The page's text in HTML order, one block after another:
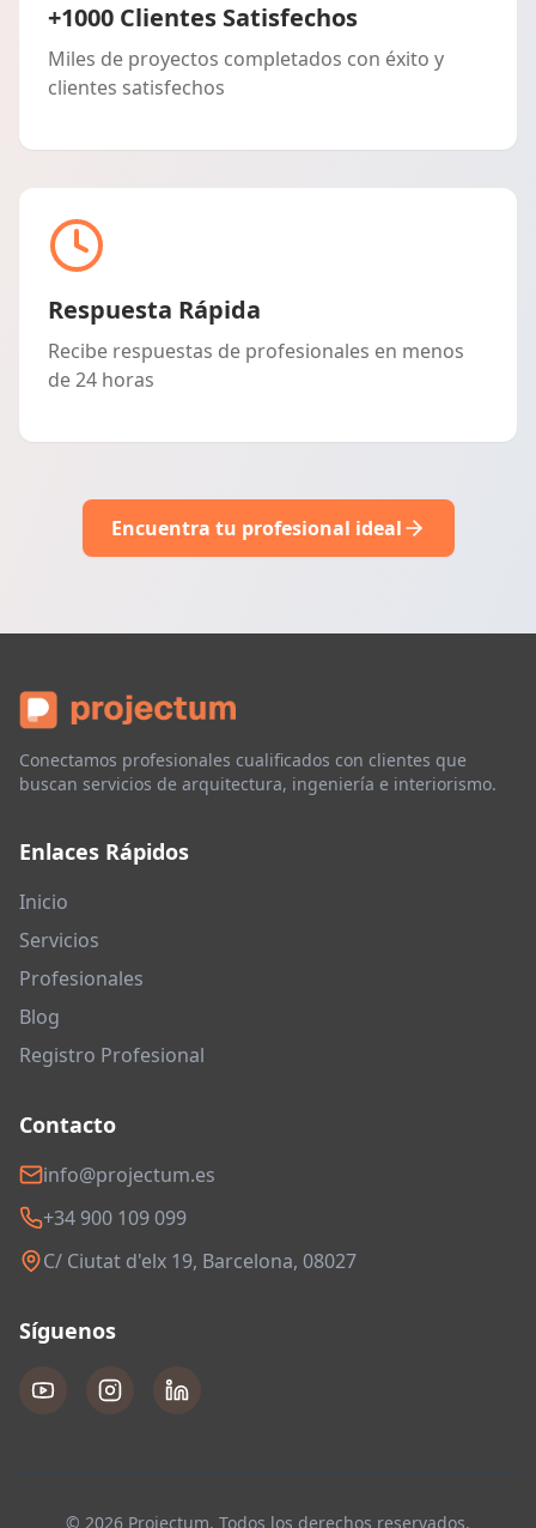
+1000 Clientes Satisfechos
Miles de proyectos completados con éxito y
clientes satisfechos
Respuesta Rápida
Recibe respuestas de profesionales en menos
de 24 horas
Encuentra tu profesional ideal
Conectamos profesionales cualificados con clientes que
buscan servicios de arquitectura, ingeniería e interiorismo.
Enlaces Rápidos
Inicio
Servicios
Profesionales
Blog
Registro Profesional
Contacto
info@projectum.es
+34 900 109 099
C/ Ciutat d'elx 19, Barcelona, 08027
Síguenos
© 2026 Projectum. Todos los derechos reservados.